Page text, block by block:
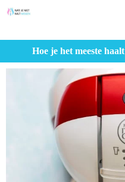
Hoe je het meeste